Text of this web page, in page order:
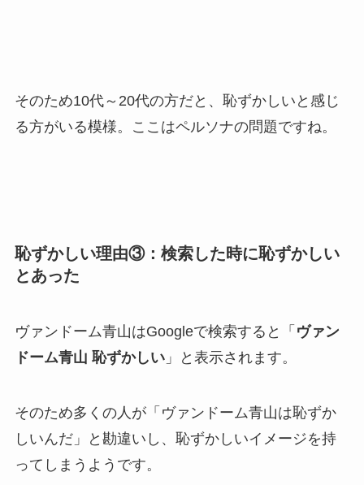
そのため10代～20代の方だと、恥ずかしいと感じ
る方がいる模様。ここはペルソナの問題ですね。
恥ずかしい理由③：検索した時に恥ずかしい
とあった
ヴァンドーム青山はGoogleで検索すると「 ヴァン
ドーム青山 恥ずかしい」と表示されます。
そのため多くの人が「ヴァンドーム青山は恥ずか
しいんだ」と勘違いし、恥ずかしいイメージを持
ってしまうようです。